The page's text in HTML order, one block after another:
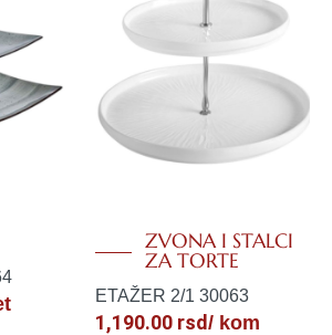
ZVONA I STALCI
ZA TORTE
ETAŽER 2/1 30063
1,190.00 rsd / kom